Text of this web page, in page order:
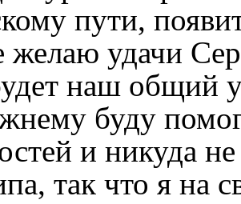
пути,
желаю удачи
наш общий
буду
и никуда
так что я на